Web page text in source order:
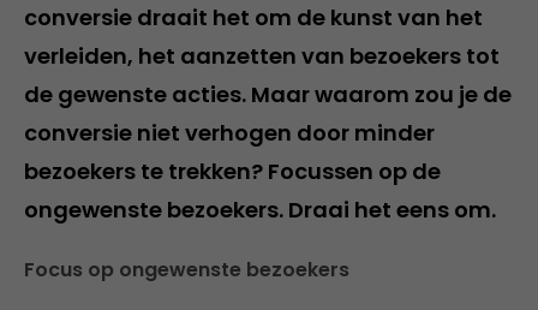
conversie draait het om de kunst van het
verleiden, het aanzetten van bezoekers tot
de gewenste acties. Maar waarom zou je de
conversie niet verhogen door minder
bezoekers te trekken? Focussen op de
ongewenste bezoekers. Draai het eens om.
Focus op ongewenste bezoekers